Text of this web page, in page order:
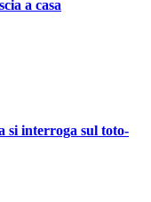
a casa
si interroga sul toto-